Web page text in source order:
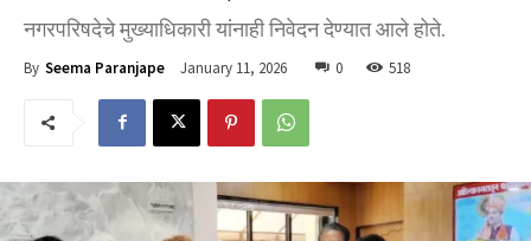
नगरपरिषदेचे मुख्याधिकारी यांनाही निवेदन देण्यात आले होते.
By Seema Paranjape January 11, 2026 0 518